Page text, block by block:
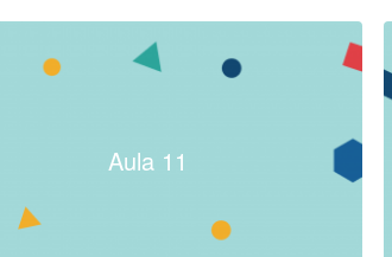
Aula 11